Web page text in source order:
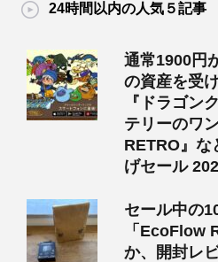
24時間以内の人気５記事
通常1900円
の資産を受
『ドラゴン
テリーのワ
RETRO』
げセール
セール中の
「EcoFlow
か、開封レ